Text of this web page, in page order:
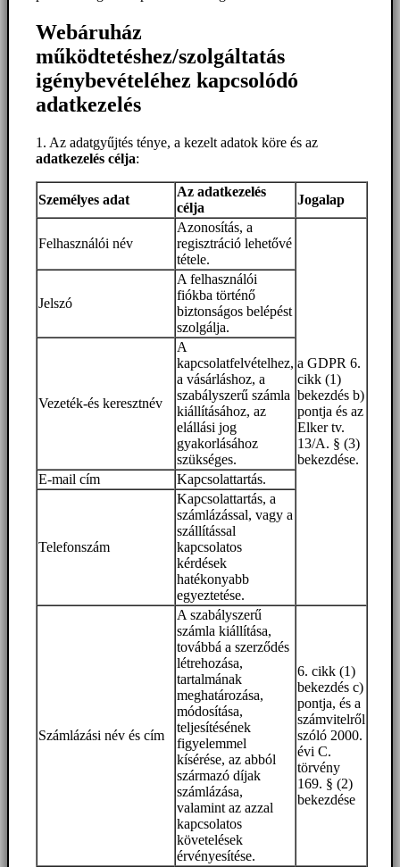
Webáruház
működtetéshez/szolgáltatás
igénybevételéhez kapcsolódó
adatkezelés
1. Az adatgyűjtés ténye, a kezelt adatok köre és az
adatkezelés célja:
Személyes adat
Az adatkezelés
célja
Jogalap
Felhasználói név
Azonosítás, a
regisztráció lehetővé
tétele.
a GDPR 6.
cikk (1)
bekezdés b)
pontja és az
Elker tv.
13/A. § (3)
bekezdése.
Jelszó
A felhasználói
fiókba történő
biztonságos belépést
szolgálja.
Vezeték-és keresztnév
A
kapcsolatfelvételhez,
a vásárláshoz, a
szabályszerű számla
kiállításához, az
elállási jog
gyakorlásához
szükséges.
E-mail cím
Kapcsolattartás.
Telefonszám
Kapcsolattartás, a
számlázással, vagy a
szállítással
kapcsolatos
kérdések
hatékonyabb
egyeztetése.
Számlázási név és cím
A szabályszerű
számla kiállítása,
továbbá a szerződés
létrehozása,
tartalmának
meghatározása,
módosítása,
teljesítésének
figyelemmel
kísérése, az abból
származó díjak
számlázása,
valamint az azzal
kapcsolatos
követelések
érvényesítése.
6. cikk (1)
bekezdés c)
pontja, és a
számvitelről
szóló 2000.
évi C.
törvény
169. § (2)
bekezdése